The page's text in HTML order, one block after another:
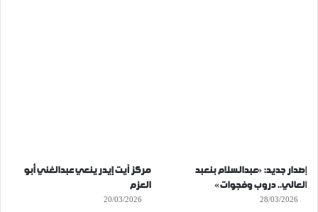
إصدار جديد: «عبدالسلام بنعبد
العالي.. دروب وفجوات»
28/03/2026
مركز آيت إيدر ينعي عبدالغني أبو
العزم
20/03/2026